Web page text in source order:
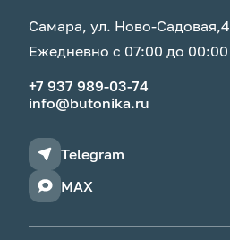
Самара, ул. Ново-Садовая,4
Ежедневно с 07:00 до 00:00
+7 937 989-03-74
info@butonika.ru
Telegram
MAX